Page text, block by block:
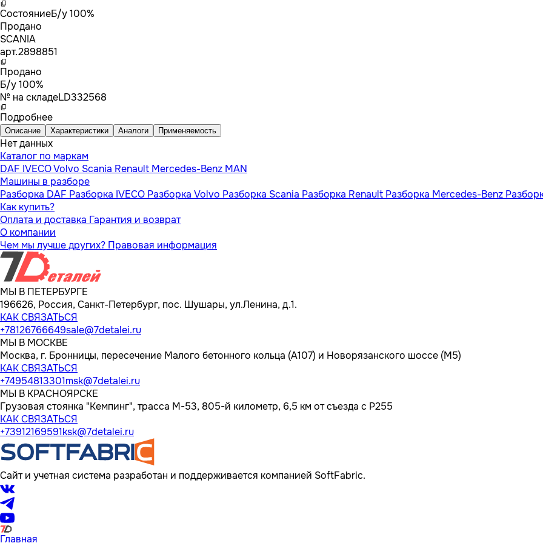
СостояниеБ/у 100%
Продано
SCANIA
арт.2898851
Продано
Б/у 100%
№ на складеLD332568
Подробнее
Описание Характеристики Аналоги Применяемость
Нет данных
Каталог по маркам
DAF IVECOVolvo Scania Renault Mercedes-Benz MAN
Машины в разборе
Разборка DAF Разборка IVECO Разборка Volvo Разборка Scania Разборка Renault Разборка Mercedes-Benz
Как купить?
Оплата и доставка Гарантия и возврат
О компании
Чем мы лучше других? Правовая информация
МЫ В ПЕТЕРБУРГЕ
196626, Россия, Санкт-Петербург, пос. Шушары, ул.Ленина, д.1.
КАК СВЯЗАТЬСЯ
+78126766649sale@7detalei.ru
МЫ В МОСКВЕ
Москва, г. Бронницы, пересечение Малого бетонного кольца (А107) и Новорязанского шоссе (М5)
КАК СВЯЗАТЬСЯ
+74954813301msk@7detalei.ru
МЫ В КРАСНОЯРСКЕ
Грузовая стоянка "Кемпинг", трасса M-53, 805-й километр, 6,5 км от съезда с Р255
КАК СВЯЗАТЬСЯ
+73912169591ksk@7detalei.ru
Сайт и учетная система разработан и поддерживается компанией SoftFabric.
Главная